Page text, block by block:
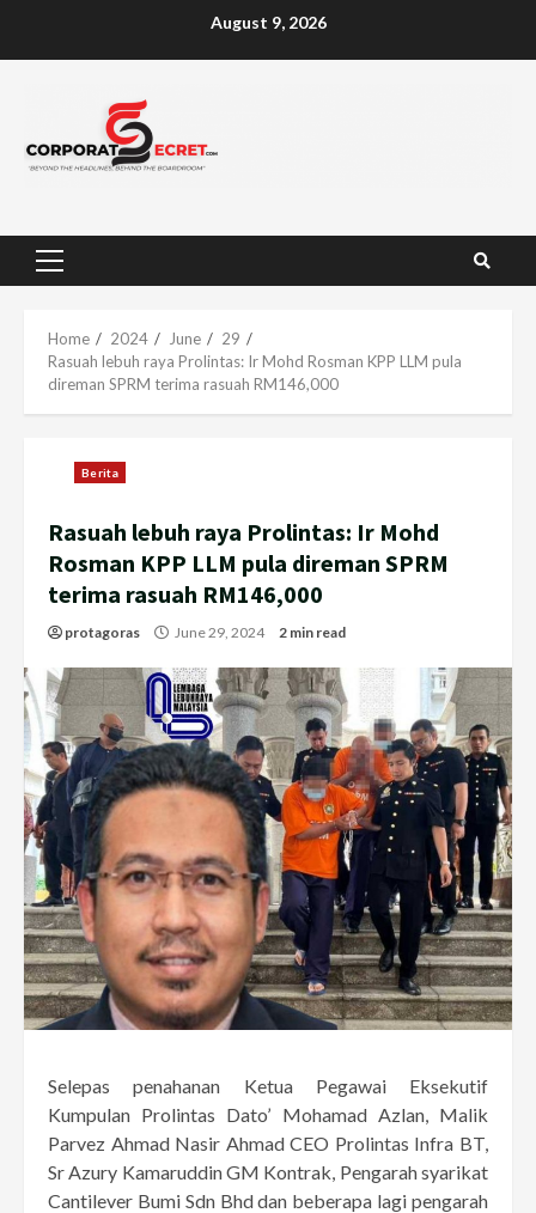
August 9, 2026
Primary
Home 2024 June
29
Rasuah lebuh raya Prolintas: Ir Mohd Rosman KPP LLM pula
direman SPRM terima rasuah RM146,000
Berita
Rasuah lebuh raya Prolintas: Ir Mohd
Rosman KPP LLM pula direman SPRM
terima rasuah RM146,000
protagoras June 29, 2024 2 min read
Selepas penahanan Ketua Pegawai Eksekutif
Kumpulan Prolintas Dato’ Mohamad Azlan, Malik
Parvez Ahmad Nasir Ahmad CEO Prolintas Infra BT,
Sr Azury Kamaruddin GM Kontrak, Pengarah syarikat
Cantilever Bumi Sdn Bhd dan beberapa lagi pengarah